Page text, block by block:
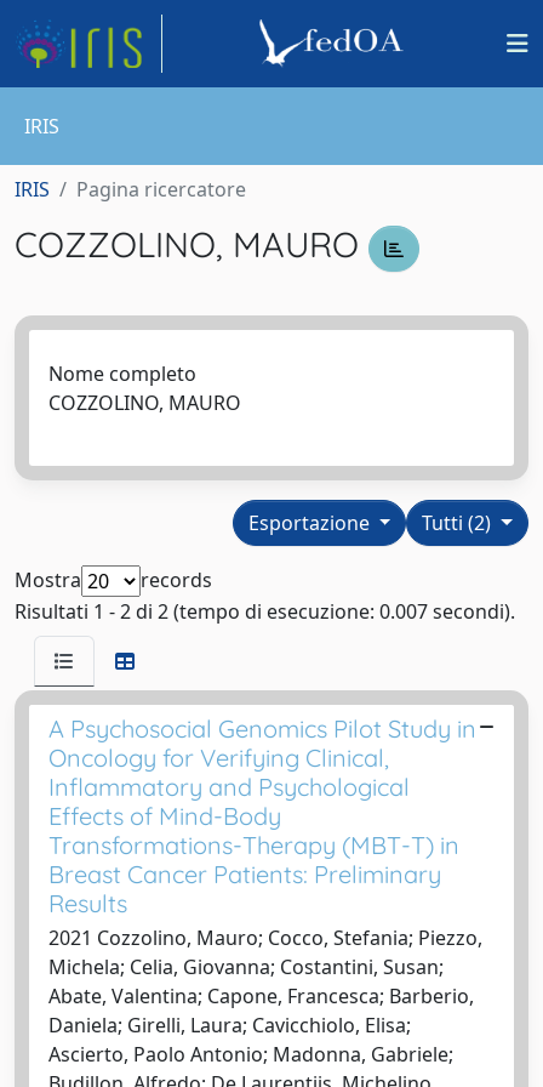
IRIS
IRIS Pagina ricercatore
COZZOLINO, MAURO
Nome completo
COZZOLINO, MAURO
Tutti (2)
Esportazione
Mostra
records
Risultati 1 - 2 di 2 (tempo di esecuzione: 0.007 secondi).
A Psychosocial Genomics Pilot Study in
Oncology for Verifying Clinical,
Inflammatory and Psychological
Effects of Mind-Body
Transformations-Therapy (MBT-T) in
Breast Cancer Patients: Preliminary
Results
2021 Cozzolino, Mauro; Cocco, Stefania; Piezzo,
Michela; Celia, Giovanna; Costantini, Susan;
Abate, Valentina; Capone, Francesca; Barberio,
Daniela; Girelli, Laura; Cavicchiolo, Elisa;
Ascierto, Paolo Antonio; Madonna, Gabriele;